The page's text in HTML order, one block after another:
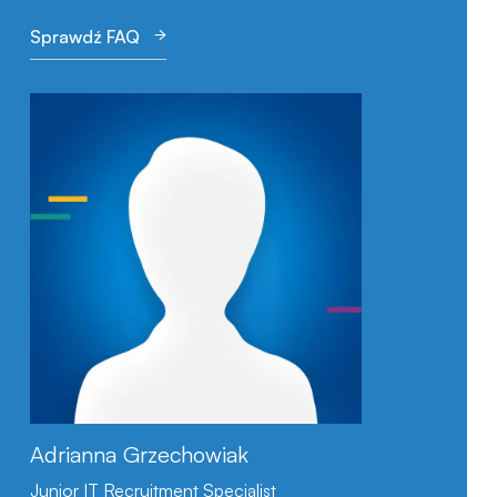
Sprawdź FAQ
LinkedIn
Adrianna Grzechowiak
Junior IT Recruitment Specialist